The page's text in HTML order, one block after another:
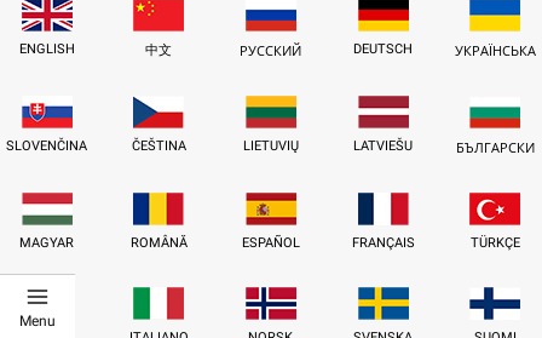
ENGLISH 中文 РУССКИЙ DEUTSCH УКРАЇНСЬКА
SLOVENČINA ČEŠTINA LIETUVIŲ LATVIEŠU БЪЛГАРСКИ
MAGYAR ROMÂNĂ ESPAÑOL FRANÇAIS TÜRKÇE
Menu